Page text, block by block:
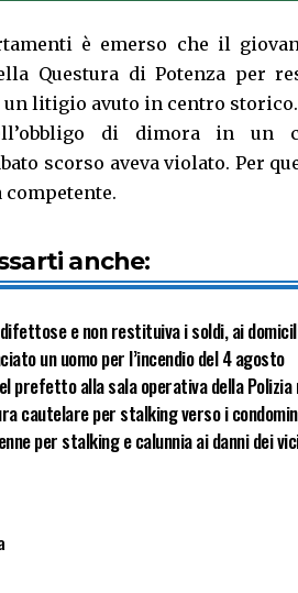
è emerso che il
Questura di Potenza per
litigio avuto in centro
di dimora in un
scorso aveva violato. Per
anche:
e non restituiva i soldi, ai
un uomo per l’incendio del 4 agosto
prefetto alla sala operativa della Polizia
cautelare per stalking verso i
per stalking e calunnia ai danni dei